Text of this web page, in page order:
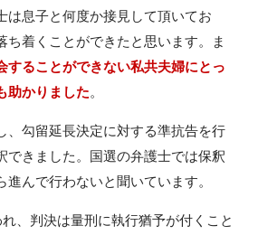
は息子と何度か接見して頂いてお
ち着くことができたと思います。ま
することができない私共夫婦にとっ
助かりました。
、勾留延長決定に対する準抗告を行
できました。国選の弁護士では保釈
進んで行わないと聞いています。
、判決は量刑に執行猶予が付くこと